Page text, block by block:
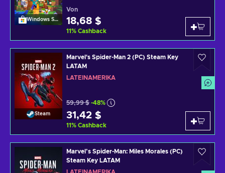
Windows Store
Von
18,68 $
11% Cashback
Steam
Marvel's Spider-Man 2 (PC) Steam Key
LATAM
LATEINAMERIKA
59,99 $ -48%
31,42 $
11% Cashback
Marvel’s Spider-Man: Miles Morales (PC)
Steam Key LATAM